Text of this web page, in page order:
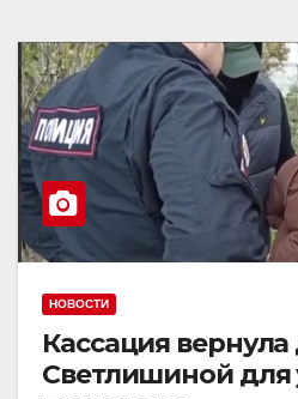
НОВОСТИ
Кассация вернула
Светлишиной для